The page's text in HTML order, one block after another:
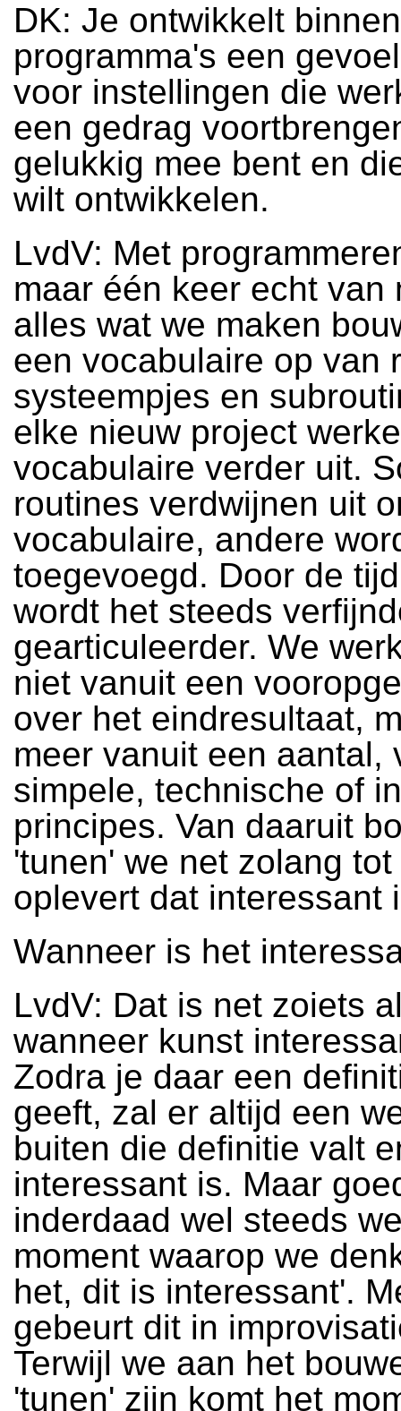
DK: Je ontwikkelt
programma's een
voor instellingen die
een gedrag
gelukkig mee bent en
wilt ontwikkelen.
LvdV: Met
maar één keer echt van
alles wat we maken
een vocabulaire op van
systeempjes en
elke nieuw project
vocabulaire verder uit.
routines verdwijnen uit
vocabulaire, andere
toegevoegd. Door de
wordt het steeds
gearticuleerder. We
niet vanuit een
over het eindresultaat,
meer vanuit een aantal,
simpele, technische of
principes. Van daaruit
'tunen' we net zolang
oplevert dat interessant
Wanneer is het
LvdV: Dat is net zoiets
wanneer kunst
Zodra je daar een
geeft, zal er altijd een
buiten die definitie valt
interessant is. Maar
inderdaad wel steeds
moment waarop we
het, dit is interessant'.
gebeurt dit in
Terwijl we aan het
'tunen' zijn komt het